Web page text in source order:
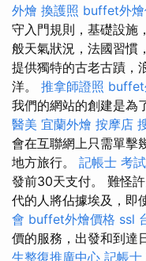
外燴 換護照 buffet外燴
守入門規則，基礎設施
般天氣狀況，法國習慣
提供獨特的古老古蹟，
洋。 推拿師證照 buffet
我們的網站的創建是為
醫美 宜蘭外燴 按摩店
會在互聯網上只需單擊
地方旅行。 記帳士 考
發前30天支付。 難怪
代的人將佔據埃及，即
會 buffet外燴價格 ssl
價的服務，出發和到達
生整復推廣中心 記帳士